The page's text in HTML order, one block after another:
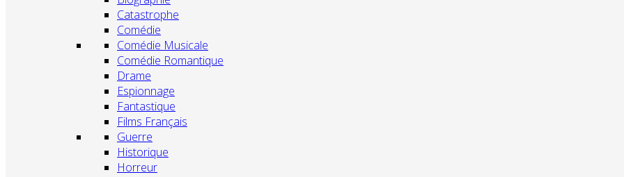
Catastrophe
Comédie
Comédie Musicale
Comédie Romantique
Drame
Espionnage
Fantastique
Films Français
Guerre
Historique
Horreur